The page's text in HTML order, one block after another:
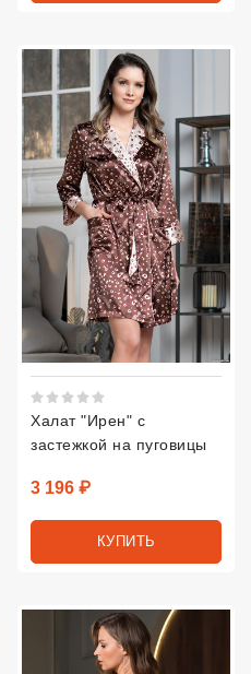
Халат "Ирен" с
застежкой на пуговицы
Цена
3 196 ₽
КУПИТЬ